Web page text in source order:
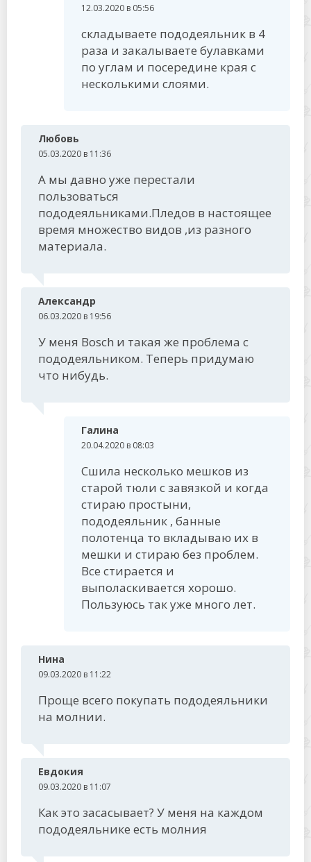
12.03.2020 в 05:56
складываете пододеяльник в 4
раза и закалываете булавками
по углам и посередине края с
несколькими слоями.
Любовь
05.03.2020 в 11:36
А мы давно уже перестали
пользоваться
пододеяльниками.Пледов в настоящее
время множество видов ,из разного
материала.
Александр
06.03.2020 в 19:56
У меня Bosch и такая же проблема с
пододеяльником. Теперь придумаю
что нибудь.
Галина
20.04.2020 в 08:03
Сшила несколько мешков из
старой тюли с завязкой и когда
стираю простыни,
пододеяльник , банные
полотенца то вкладываю их в
мешки и стираю без проблем.
Все стирается и
выполаскивается хорошо.
Пользуюсь так уже много лет.
Нина
09.03.2020 в 11:22
Проще всего покупать пододеяльники
на молнии.
Евдокия
09.03.2020 в 11:07
Как это засасывает? У меня на каждом
пододеяльнике есть молния